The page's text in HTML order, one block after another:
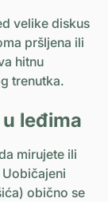
velike diskus
pršljena ili
hitnu
trenutka.
leđima
mirujete ili
obično se